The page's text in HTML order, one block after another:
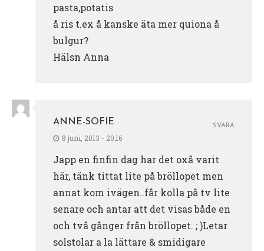
pasta,potatis
å ris t.ex å kanske äta mer quiona å
bulgur?
Hälsn Anna
ANNE-SOFIE
8 juni, 2013 - 20:16
Japp en finfin dag har det oxå varit
här, tänk tittat lite på bröllopet men
annat kom ivägen..får kolla på tv lite
senare och antar att det visas både en
och två gånger från bröllopet. ; )Letar
solstolar a la lättare & smidigare
SVARA